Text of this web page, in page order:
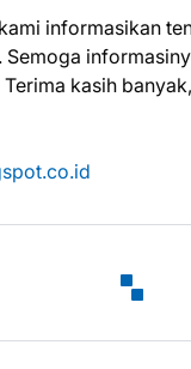
informasikan
kasih